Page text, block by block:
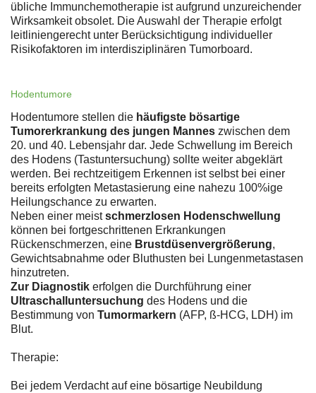
übliche Immunchemotherapie ist aufgrund unzureichender
Wirksamkeit obsolet. Die Auswahl der Therapie erfolgt
leitliniengerecht unter Berücksichtigung individueller
Risikofaktoren im interdisziplinären Tumorboard.
Hodentumore
Hodentumore stellen die häufigste bösartige
Tumorerkrankung des jungen Mannes zwischen dem
20. und 40. Lebensjahr dar. Jede Schwellung im Bereich
des Hodens (Tastuntersuchung) sollte weiter abgeklärt
werden. Bei rechtzeitigem Erkennen ist selbst bei einer
bereits erfolgten Metastasierung eine nahezu 100%ige
Heilungschance zu erwarten.
Neben einer meistschmerzlosen Hodenschwellung
können bei fortgeschrittenen Erkrankungen
Rückenschmerzen, eine Brustdüsenvergrößerung,
Gewichtsabnahme oder Bluthusten bei Lungenmetastasen
hinzutreten.
Zur Diagnostik erfolgen die Durchführung einer
Ultraschalluntersuchung des Hodens und die
Bestimmung von Tumormarkern (AFP, ß-HCG, LDH) im
Blut.
Therapie:
Bei jedem Verdacht auf eine bösartige Neubildung